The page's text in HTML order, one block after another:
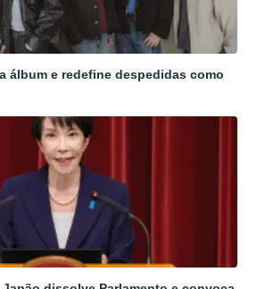
álbum e redefine despedidas como